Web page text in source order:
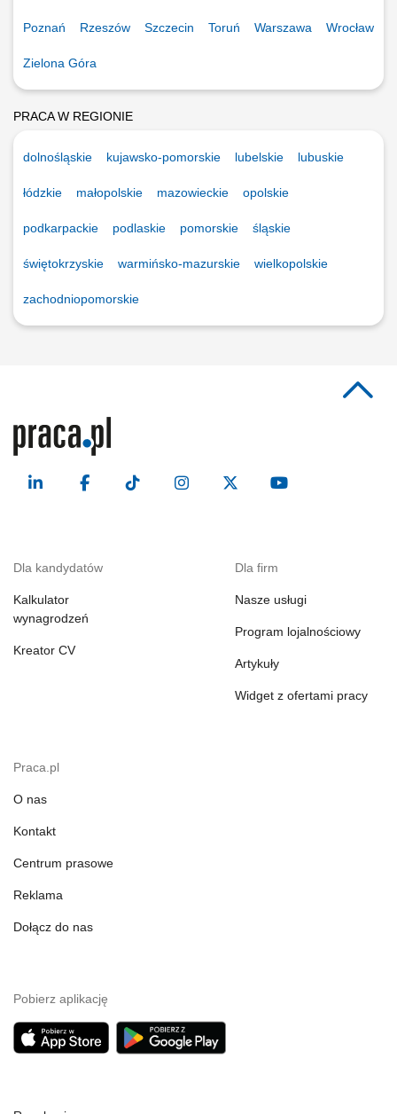
Poznań Rzeszów Szczecin Toruń Warszawa Wrocław
Zielona Góra
PRACA W REGIONIE
dolnośląskie kujawsko-pomorskie lubelskie lubuskie
łódzkie małopolskie mazowieckie opolskie
podkarpackie podlaskie pomorskie śląskie
świętokrzyskie warmińsko-mazurskie wielkopolskie
zachodniopomorskie
Dla kandydatów
Kalkulator
wynagrodzeń
Kreator CV
Dla firm
Nasze usługi
Program lojalnościowy
Artykuły
Widget z ofertami pracy
Praca.pl
O nas
Kontakt
Centrum prasowe
Reklama
Dołącz do nas
Pobierz aplikację